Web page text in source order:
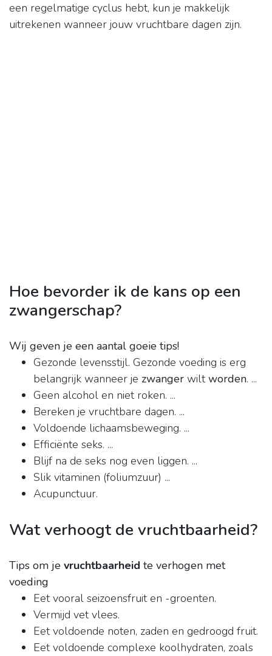
een regelmatige cyclus hebt, kun je makkelijk
uitrekenen wanneer jouw vruchtbare dagen zijn.
Hoe bevorder ik de kans op een
zwangerschap?
Wij geven je een aantal goeie tips!
Gezonde levensstijl. Gezonde voeding is erg
belangrijk wanneer je zwanger wiltworden. ...
Geen alcohol en niet roken. ...
Bereken je vruchtbare dagen. ...
Voldoende lichaamsbeweging. ...
Efficiënte seks. ...
Blijf na de seks nog even liggen. ...
Slik vitaminen (foliumzuur) ...
Acupunctuur.
Wat verhoogt de vruchtbaarheid?
Tips om je vruchtbaarheid te verhogen met
voeding
Eet vooral seizoensfruit en -groenten.
Vermijd vet vlees.
Eet voldoende noten, zaden en gedroogd fruit.
Eet voldoende complexe koolhydraten, zoals